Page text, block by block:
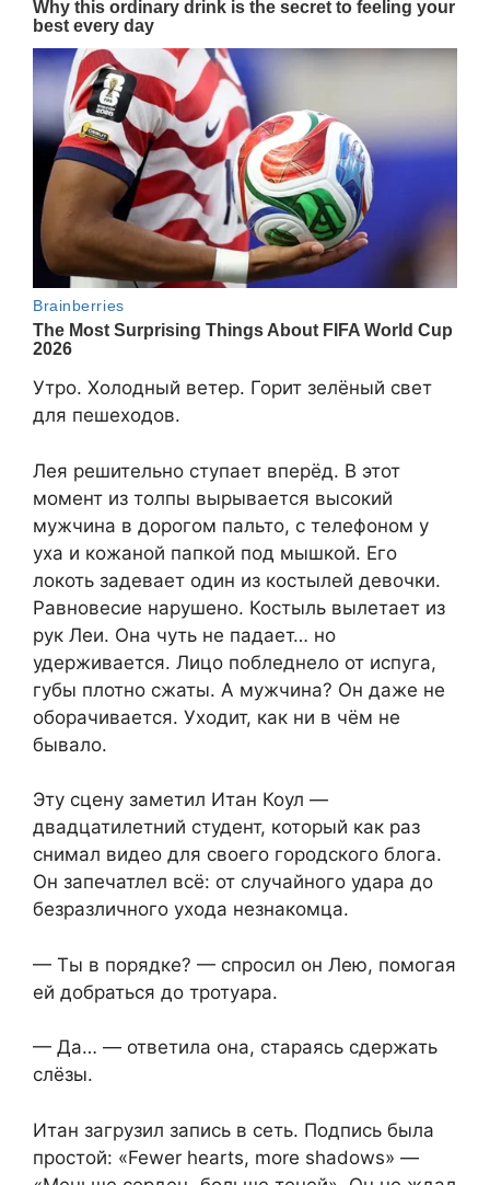
Утро. Холодный ветер. Горит зелёный свет
для пешеходов.
Лея решительно ступает вперёд. В этот
момент из толпы вырывается высокий
мужчина в дорогом пальто, с телефоном у
уха и кожаной папкой под мышкой. Его
локоть задевает один из костылей девочки.
Равновесие нарушено. Костыль вылетает из
рук Леи. Она чуть не падает… но
удерживается. Лицо побледнело от испуга,
губы плотно сжаты. А мужчина? Он даже не
оборачивается. Уходит, как ни в чём не
бывало.
Эту сцену заметил Итан Коул —
двадцатилетний студент, который как раз
снимал видео для своего городского блога.
Он запечатлел всё: от случайного удара до
безразличного ухода незнакомца.
— Ты в порядке? — спросил он Лею, помогая
ей добраться до тротуара.
— Да… — ответила она, стараясь сдержать
слёзы.
Итан загрузил запись в сеть. Подпись была
простой: «Fewer hearts, more shadows» —